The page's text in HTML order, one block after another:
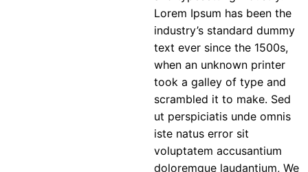
Lorem Ipsum has been the
industry’s standard dummy
text ever since the 1500s,
when an unknown printer
took a galley of type and
scrambled it to make. Sed
ut perspiciatis unde omnis
iste natus error sit
voluptatem accusantium
doloremque laudantium, We